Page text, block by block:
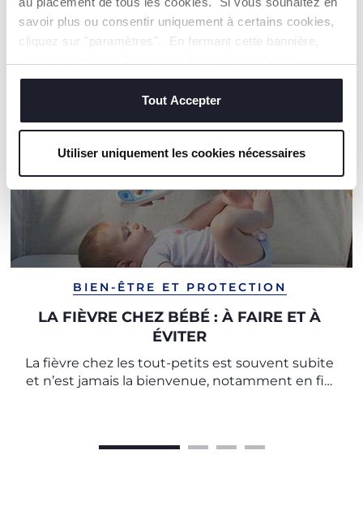
savoir plus ou consentir uniquement à certains cookies,
cliquez sur "paramètres". En fermant cette bannière,
techniques, qui sont essentiels au service demandé.
Tout Accepter
Utiliser uniquement les cookies nécessaires
BIEN-ÊTRE ET PROTECTION
LA FIÈVRE CHEZ BÉBÉ : À FAIRE ET À
ÉVITER
La fièvre chez les tout-petits est souvent subite
et n’est jamais la bienvenue, notamment en fin